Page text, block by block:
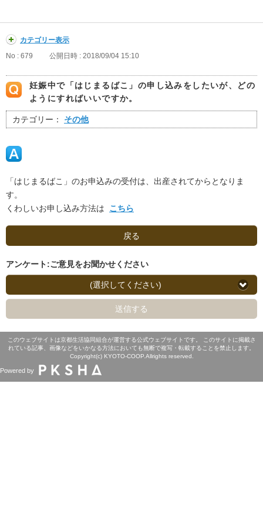
カテゴリー表示
No : 679
公開日時 : 2018/09/04 15:10
妊娠中で「はじまるばこ」の申し込みをしたいが、どの
ようにすればいいですか。
カテゴリー： その他
「はじまるばこ」のお申込みの受付は、出産されてからとなりま
す。
くわしいお申し込み方法は こちら
戻る
アンケート:ご意見をお聞かせください
(選択してください)
送信する
このウェブサイトは京都生活協同組合が運営する公式ウェブサイトです。 このサイトに掲載さ
れている記事、画像などをいかなる方法においても無断で複写・転載することを禁止します。
Copyright(c) KYOTO-COOP.Allrights reserved.
Powered by